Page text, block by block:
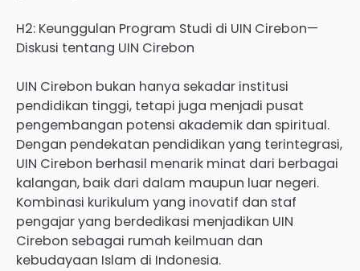
H2: Keunggulan Program Studi di UIN Cirebon—
Diskusi tentang UIN Cirebon
UIN Cirebon bukan hanya sekadar institusi
pendidikan tinggi, tetapi juga menjadi pusat
pengembangan potensi akademik dan spiritual.
Dengan pendekatan pendidikan yang terintegrasi,
UIN Cirebon berhasil menarik minat dari berbagai
kalangan, baik dari dalam maupun luar negeri.
Kombinasi kurikulum yang inovatif dan staf
pengajar yang berdedikasi menjadikan UIN
Cirebon sebagai rumah keilmuan dan
kebudayaan Islam di Indonesia.